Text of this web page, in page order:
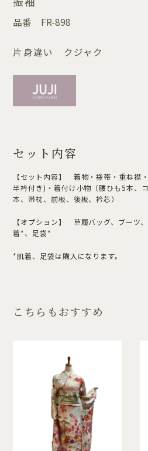
品番 FR-898
片身違い クジャク
セット内容
【セット内容】 着物・袋帯・重ね襟
半衿付き)・着付け小物（腰ひも5本、
本、帯枕、前板、後板、衿芯）
【オプション】 草履バッグ、ブーツ
着*、足袋*
*肌着、足袋は購入になります。
こちらもおすすめ